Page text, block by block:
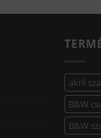
akril
B&W
B&W